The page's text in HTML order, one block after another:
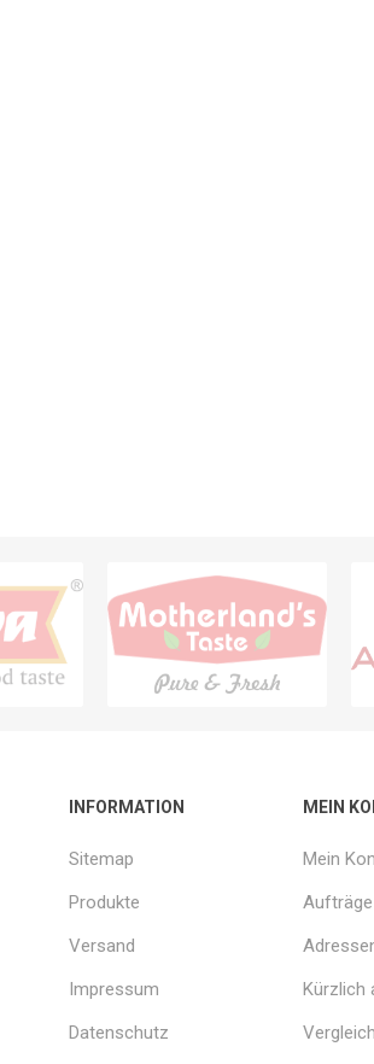
INFORMATION
Sitemap
Produkte
Versand
Impressum
Datenschutz
MEIN
Mein
Aufträge
Kürzlich